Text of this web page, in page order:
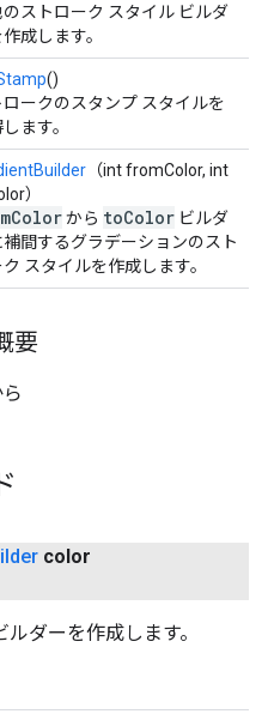
のストローク スタイル ビルダ
成します。
()
ロークのスタンプ スタイルを
ます。
（int fromColor, int
）
から toColor ビルダ
補間するグラデーションのスト
スタイルを作成します。
要
color
ダーを作成します。